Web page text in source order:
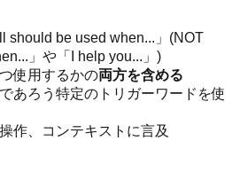
should be used when...」(NOT
」や「I help you...」)
使用するかの両方を含める
あろう特定のトリガーワードを使
作、コンテキストに言及